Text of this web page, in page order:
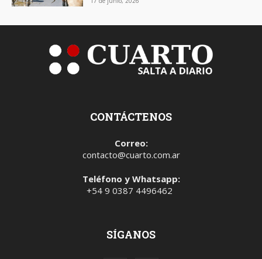
CONTÁCTENOS
Correo:
contacto@cuarto.com.ar
Teléfono y Whatsapp:
+54 9 0387 4496462
SÍGANOS